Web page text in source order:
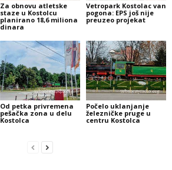
Za obnovu atletske
staze u Kostolcu
planirano 18,6 miliona
dinara
Vetropark Kostolac van
pogona: EPS još nije
preuzeo projekat
Od petka privremena
pešačka zona u delu
Kostolca
Počelo uklanjanje
železničke pruge u
centru Kostolca